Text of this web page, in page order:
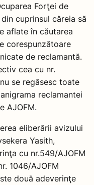
Forţei de
cuprinsul căreia să
aflate în căutarea
corespunzătoare
de reclamantă.
cea cu nr.
se regăsesc toate
reclamantei
AJOFM.
eliberării avizului
Yasith,
cu nr.549/AJOFM
1046/AJOFM
două adeverinţe